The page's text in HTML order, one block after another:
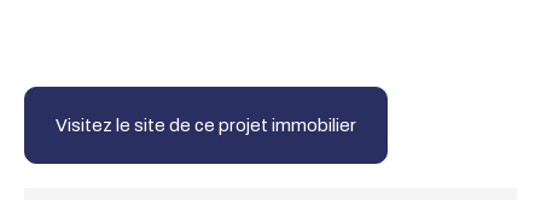
Visitez le site de ce projet immobilier